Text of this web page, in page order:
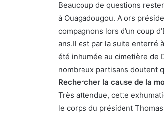
Beaucoup de questions
à Ouagadougou. Alors
compagnons lors d’un coup
ans.Il est par la suite enterré
été inhumée au cimetière de
nombreux partisans doutent
Rechercher la cause de la
Très attendue, cette
le corps du président